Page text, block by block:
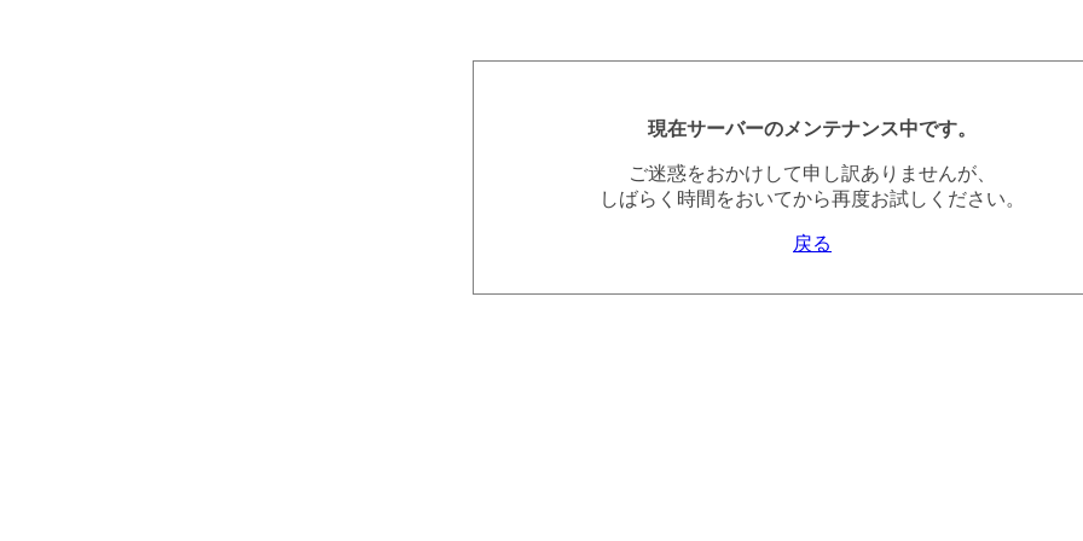
現在サーバーのメンテナンス中です。
ご迷惑をおかけして申し訳ありませんが、
しばらく時間をおいてから再度お試しください。
戻る